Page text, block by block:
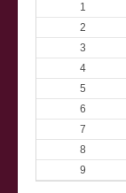
1
2
3
4
5
6
7
8
9